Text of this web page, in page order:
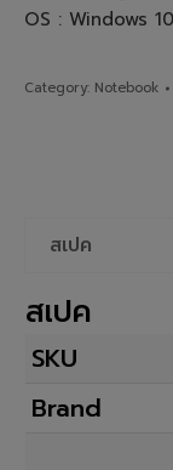
OS : Windows
Category: Notebook
สเปค
สเปค
SKU
Brand